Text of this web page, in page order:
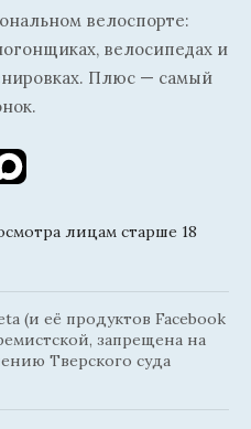
велоспорте:
велосипедах и
Плюс — самый
лицам старше 18
(и её продуктов Facebook
запрещена на
Тверского суда